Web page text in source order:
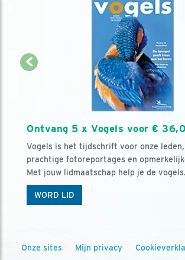
Ontvang 5 x Vogels voor €
Vogels is het tijdschrift voor onze
prachtige fotoreportages en
Met jouw lidmaatschap help je de vogels.
WORD LID
Onze sites Mijn privacy